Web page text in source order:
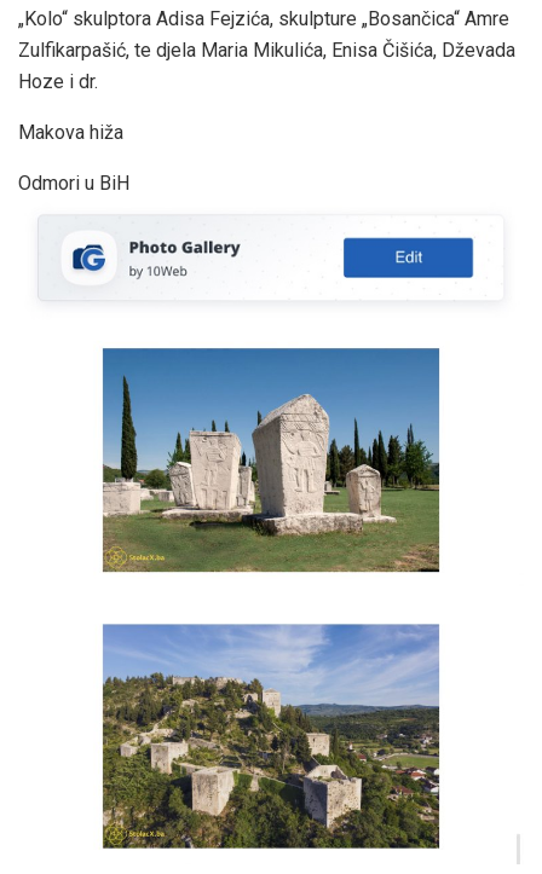
„Kolo“ skulptora Adisa Fejzića, skulpture „Bosančica“ Amre
Zulfikarpašić, te djela Maria Mikulića, Enisa Čišića, Dževada
Hoze i dr.
Makova hiža
Odmori u BiH